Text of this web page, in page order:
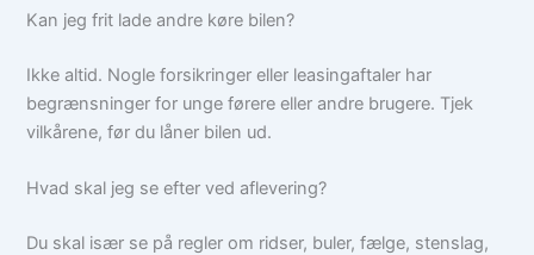
Kan jeg frit lade andre køre bilen?
Ikke altid. Nogle forsikringer eller leasingaftaler har
begrænsninger for unge førere eller andre brugere. Tjek
vilkårene, før du låner bilen ud.
Hvad skal jeg se efter ved aflevering?
Du skal især se på regler om ridser, buler, fælge, stenslag,